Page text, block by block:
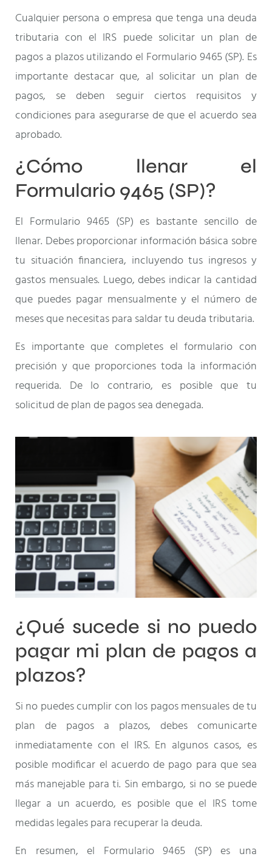
Cualquier persona o empresa que tenga una deuda
tributaria con el IRS puede solicitar un plan de
pagos a plazos utilizando el Formulario 9465 (SP). Es
importante destacar que, al solicitar un plan de
pagos, se deben seguir ciertos requisitos y
condiciones para asegurarse de que el acuerdo sea
aprobado.
¿Cómo llenar el
Formulario 9465 (SP)?
El Formulario 9465 (SP) es bastante sencillo de
llenar. Debes proporcionar información básica sobre
tu situación financiera, incluyendo tus ingresos y
gastos mensuales. Luego, debes indicar la cantidad
que puedes pagar mensualmente y el número de
meses que necesitas para saldar tu deuda tributaria.
Es importante que completes el formulario con
precisión y que proporciones toda la información
requerida. De lo contrario, es posible que tu
solicitud de plan de pagos sea denegada.
¿Qué sucede si no puedo
pagar mi plan de pagos a
plazos?
Si no puedes cumplir con los pagos mensuales de tu
plan de pagos a plazos, debes comunicarte
inmediatamente con el IRS. En algunos casos, es
posible modificar el acuerdo de pago para que sea
más manejable para ti. Sin embargo, si no se puede
llegar a un acuerdo, es posible que el IRS tome
medidas legales para recuperar la deuda.
En resumen, el Formulario 9465 (SP) es una